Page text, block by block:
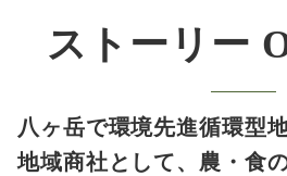
ストーリー
八ヶ岳で環境先進循環型
地域商社として、農・食